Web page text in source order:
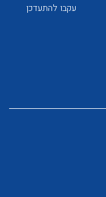
לכל מוצרי היצרן
עקבו להתעדכן